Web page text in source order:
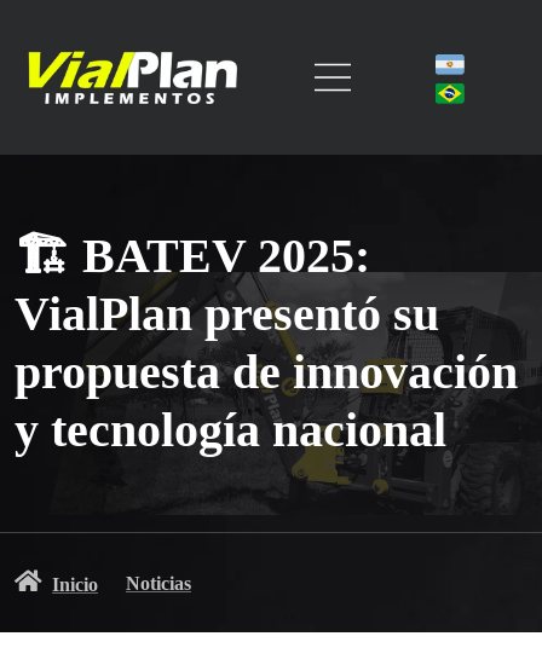
🏗️ BATEV 2025:
VialPlan presentó su
propuesta de innovación
y tecnología nacional
Inicio Noticias